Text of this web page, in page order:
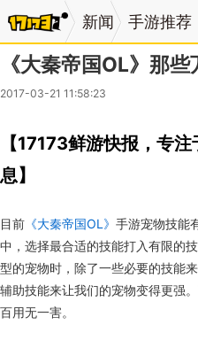
新闻 手游推荐
《大秦帝国OL》那
2017-03-21 11:58:23
【17173鲜游快报，专
息】
目前 《大秦帝国OL》 手游宠物技能
中，选择最合适的技能打入有限的
型的宠物时，除了一些必要的技能
辅助技能来让我们的宠物变得更强
百用无一害。